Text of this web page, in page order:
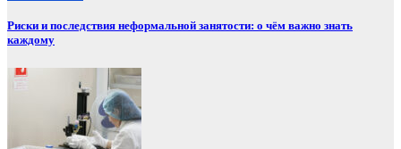
Риски и последствия неформальной занятости: о чём важно знать
каждому